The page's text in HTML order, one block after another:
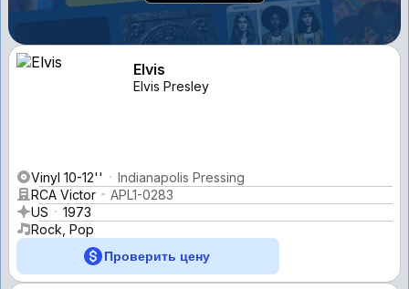
Elvis
Elvis Presley
Vinyl 10-12''
Indianapolis Pressing
RCA Victor
APL1-0283
US
1973
Rock, Pop
Проверить цену